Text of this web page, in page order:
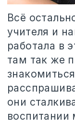
Всё
учителя и
работала в
там так же
они